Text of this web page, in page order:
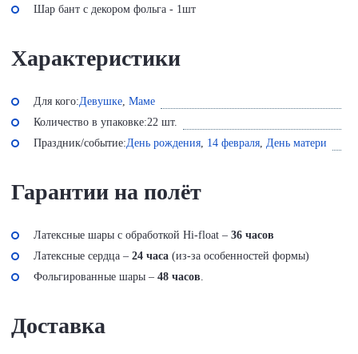
Шар бант с декором фольга - 1шт
Характеристики
Для кого:Девушке Маме
Количество в упаковке:22 шт.
Праздник/событие:День рождения 14 февраля День матери
Гарантии на полёт
Латексные шары с обработкой Hi-float – 36 часов
Латексные сердца – 24 часа (из-за особенностей формы)
Фольгированные шары – 48 часов
Доставка